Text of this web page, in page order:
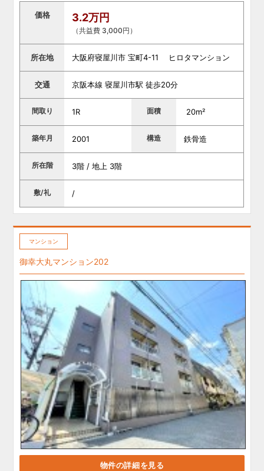
価格 3.2万円
（共益費 3,000円）
所在地 大阪府寝屋川市 宝町4-11 ヒロタマンション
交通 京阪本線 寝屋川市駅 徒歩20分
間取り 1R 面積 20m²
築年月 2001 構造 鉄骨造
所在階 3階 / 地上 3階
敷/礼 /
マンション
御幸大丸マンション202
物件の詳細を見る